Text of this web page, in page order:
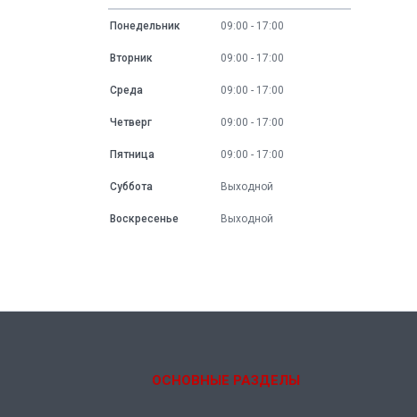
Понедельник 09:00 17:00
Вторник 09:00 17:00
Среда 09:00 17:00
Четверг 09:00 17:00
Пятница 09:00 17:00
Суббота Выходной
Воскресенье Выходной
ОСНОВНЫЕ РАЗДЕЛЫ